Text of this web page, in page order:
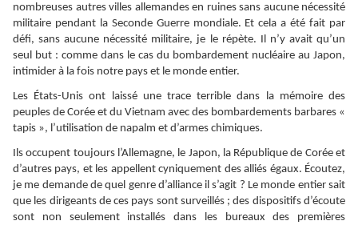
nombreuses autres villes allemandes en ruines sans aucune nécessité
militaire pendant la Seconde Guerre mondiale. Et cela a été fait par
défi, sans aucune nécessité militaire, je le répète. Il n’y avait qu’un
seul but : comme dans le cas du bombardement nucléaire au Japon,
intimider à la fois notre pays et le monde entier.
Les États-Unis ont laissé une trace terrible dans la mémoire des
peuples de Corée et du Vietnam avec des bombardements barbares «
tapis », l’utilisation de napalm et d’armes chimiques.
Ils occupent toujours l’Allemagne, le Japon, la République de Corée et
d’autres pays, et les appellent cyniquement des alliés égaux. Écoutez,
je me demande de quel genre d’alliance il s’agit ? Le monde entier sait
que les dirigeants de ces pays sont surveillés ; des dispositifs d’écoute
sont non seulement installés dans les bureaux des premières